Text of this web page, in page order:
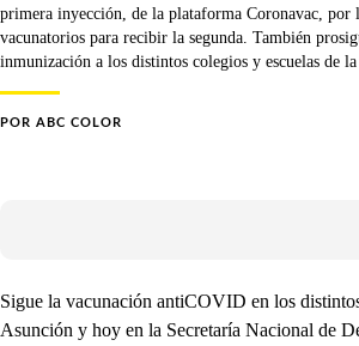
primera inyección, de la plataforma Coronavac, por
vacunatorios para recibir la segunda. También
inmunización a los distintos colegios y escuelas de la
POR ABC COLOR
Sigue la vacunación antiCOVID en los
Asunción y hoy en la Secretaría Nacional de